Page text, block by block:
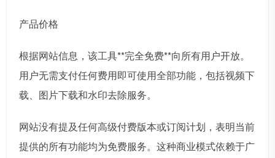
产品价格
根据网站信息，该工具**完全免费**向所有用户开放。
用户无需支付任何费用即可使用全部功能，包括视频下
载、图片下载和水印去除服务。
网站没有提及任何高级付费版本或订阅计划，表明当前
提供的所有功能均为免费服务。这种商业模式依赖于广